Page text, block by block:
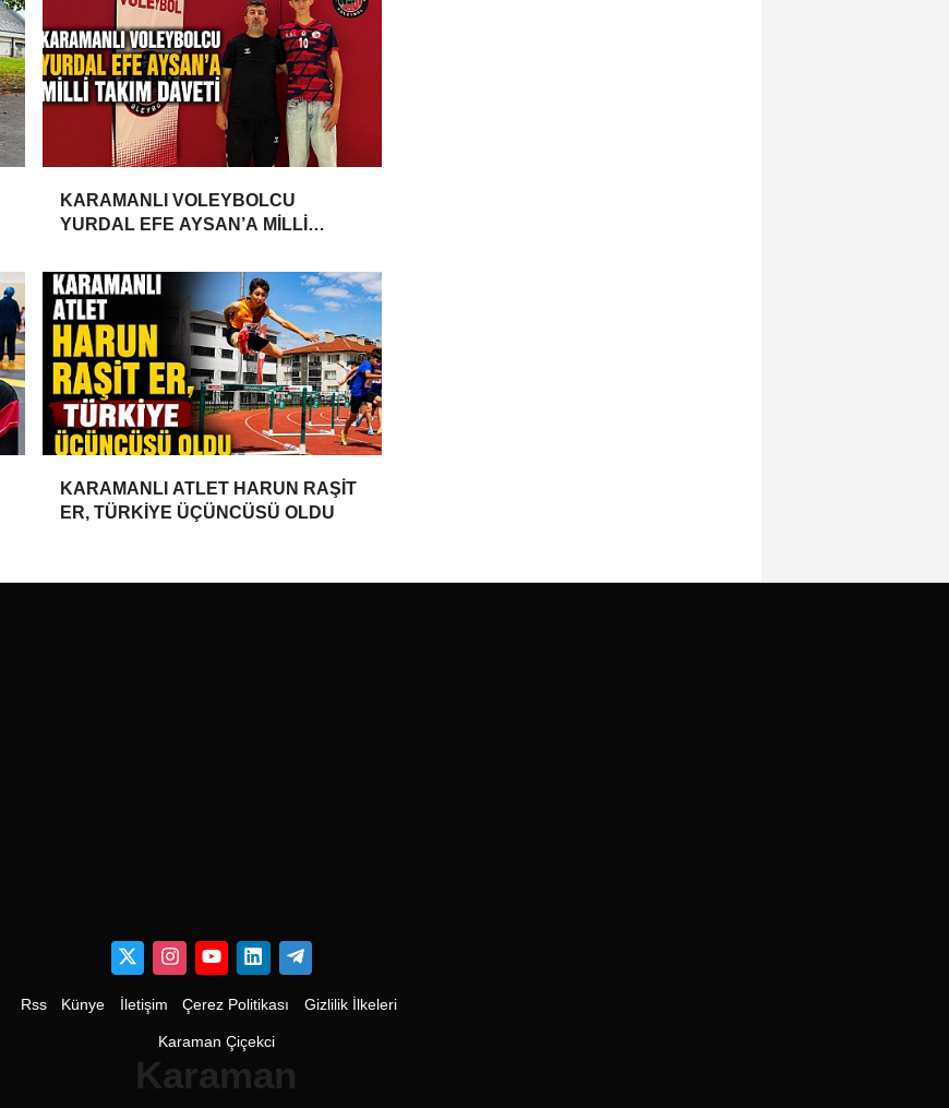
KARAMANLI VOLEYBOLCU
YURDAL EFE AYSAN’A MİLLİ
KARAMANLI ATLET HARUN RAŞİT
ER, TÜRKİYE ÜÇÜNCÜSÜ OLDU
Rss Künye İletişim Çerez Politikası Gizlilik İlkeleri
Karaman Çiçekci
Karaman